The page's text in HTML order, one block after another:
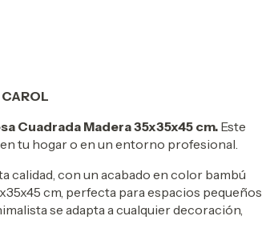
Cuadrada Madera 35x35x45 cm.Este
tu hogar o en un entorno profesional.
calidad, con un acabado en color bambú
cm, perfecta para espacios pequeños
se adapta a cualquier decoración,